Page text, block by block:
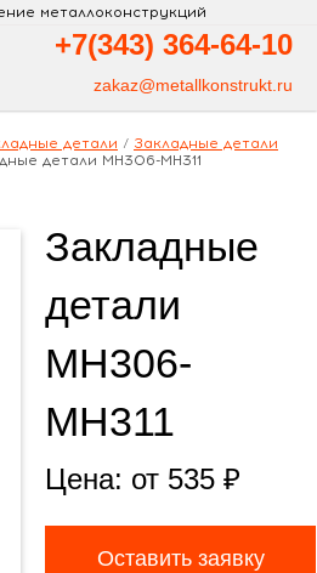
металлоконструкций
+7(343) 364-64-10
zakaz@metallkonstrukt.ru
детали / Закладные детали
детали МН306-МН311
Закладные
детали
МН306-
МН311
Цена: от 535 ₽
Оставить заявку